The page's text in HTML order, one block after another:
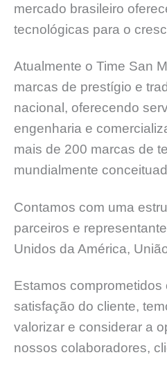
mercado brasileiro
tecnológicas para o
Atualmente o Time San
marcas de prestígio e
nacional, oferecendo
engenharia e
mais de 200 marcas de
mundialmente
Contamos com uma
parceiros e
Unidos da América,
Estamos
satisfação do cliente,
valorizar e considerar a
nossos colaboradores,